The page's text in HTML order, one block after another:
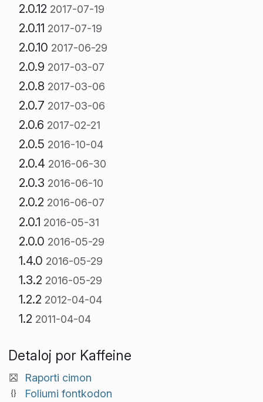
2.0.12 2017-07-19
2.0.11 2017-07-19
2.0.10 2017-06-29
2.0.9 2017-03-07
2.0.8 2017-03-06
2.0.7 2017-03-06
2.0.6 2017-02-21
2.0.5 2016-10-04
2.0.4 2016-06-30
2.0.3 2016-06-10
2.0.2 2016-06-07
2.0.1 2016-05-31
2.0.0 2016-05-29
1.4.0 2016-05-29
1.3.2 2016-05-29
1.2.2 2012-04-04
1.2 2011-04-04
Detaloj por Kaffeine
Raporti cimon
Foliumi fontkodon